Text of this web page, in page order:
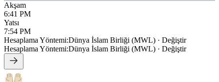
Akşam
6:41 PM
Yatsı
7:54 PM
Hesaplama Yöntemi:Dünya İslam Birliği (MWL) · Değiştir
Hesaplama Yöntemi:Dünya İslam Birliği (MWL) · Değiştir